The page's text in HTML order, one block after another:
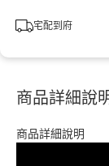
宅配到府
商品詳細說
商品詳細說明